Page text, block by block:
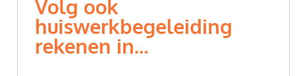
Volg ook
huiswerkbegeleiding
rekenen in...